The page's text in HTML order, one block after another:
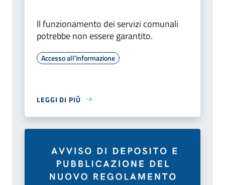
Il funzionamento dei servizi comunali
potrebbe non essere garantito.
Accesso all'informazione
LEGGI DI PIÙ